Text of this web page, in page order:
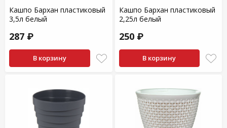
Кашпо Бархан пластиковый
3,5л белый
287 ₽
В корзину
Кашпо Бархан пластиковый
2,25л белый
250 ₽
В корзину